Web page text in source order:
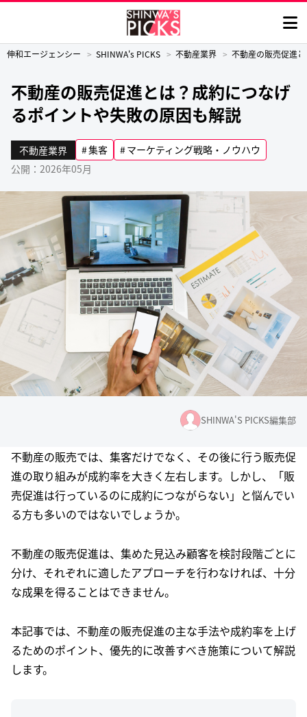
伸和エージェンシー SHINWA's PICKS 不動産業界 不動産の販売促進
不動産の販売促進とは？成約につなげ
るポイントや失敗の原因も解説
不動産業界 集客
マーケティング戦略・ノウハウ
公開：2026年05月
SHINWA'S PICKS編集部
不動産の販売では、集客だけでなく、その後に行う販売促
進の取り組みが成約率を大きく左右します。しかし、「販
売促進は行っているのに成約につながらない」と悩んでい
る方も多いのではないでしょうか。
不動産の販売促進は、集めた見込み顧客を検討段階ごとに
分け、それぞれに適したアプローチを行わなければ、十分
な成果を得ることはできません。
本記事では、不動産の販売促進の主な手法や成約率を上げ
るためのポイント、優先的に改善すべき施策について解説
します。